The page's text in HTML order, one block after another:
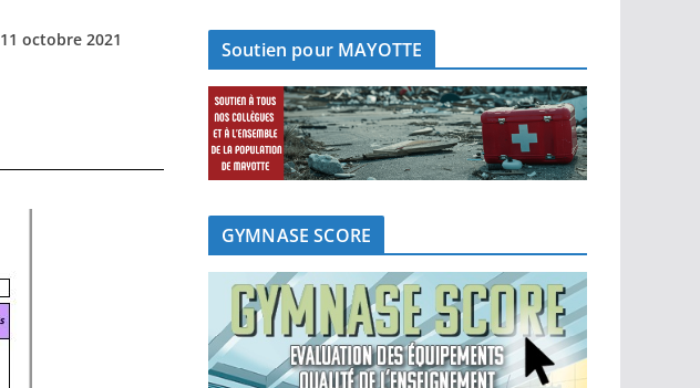
11 octobre 2021 Soutien pour MAYOTTE
GYMNASE SCORE